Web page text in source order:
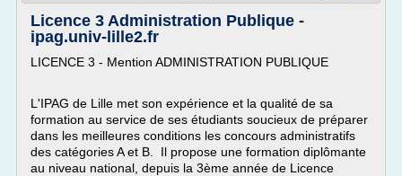
Licence 3 Administration Publique -
ipag.univ-lille2.fr
LICENCE 3 - Mention ADMINISTRATION PUBLIQUE
L'IPAG de Lille met son expérience et la qualité de sa
formation au service de ses étudiants soucieux de préparer
dans les meilleures conditions les concours administratifs
des catégories A et B. Il propose une formation diplômante
au niveau national, depuis la 3ème année de Licence